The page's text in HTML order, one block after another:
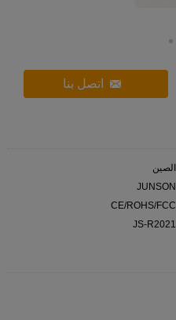
اتصل بنا
الصين
JUNSON
CE/ROHS/FCC
JS-R2021